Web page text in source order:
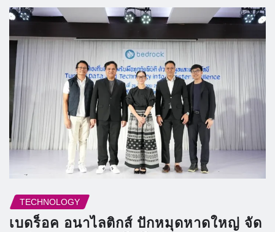
TECHNOLOGY
เบดร็อค อนาไลติกส์ ปักหมุดหาดใหญ่ จัด